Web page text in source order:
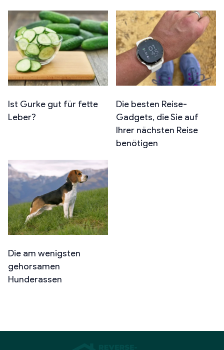
Ist Gurke gut für fette
Leber?
Die besten Reise-
Gadgets, die Sie auf
Ihrer nächsten Reise
benötigen
Die am wenigsten
gehorsamen
Hunderassen